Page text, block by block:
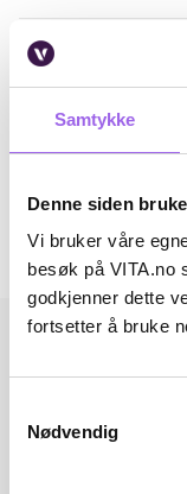
Samtykke
Denne siden
Vi bruker våre
besøk på VITA.no
godkjenner dette
fortsetter å bruke
Nødvendig
Beskrivelse
Artikkelnummer:
Omtaler
Andre har